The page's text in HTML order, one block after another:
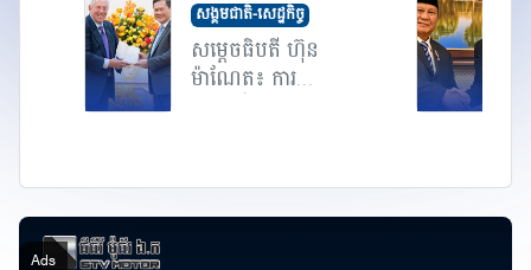
សង្គមជាតិ-សេដ្ឋកិច្ច
សម្តេចធិបតី ហ៊ុន
ម៉ាណែត៖ ការ